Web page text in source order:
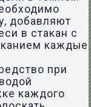
добавляют
в стакан с
каждые
при
каждого